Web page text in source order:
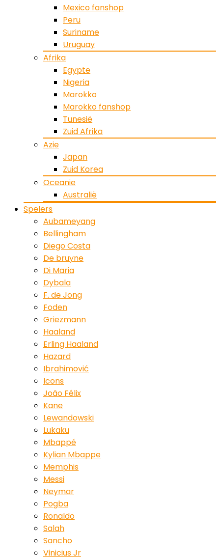
Mexico fanshop
Peru
Suriname
Uruguay
Afrika
Egypte
Nigeria
Marokko
Marokko fanshop
Tunesië
Zuid Afrika
Azie
Japan
Zuid Korea
Oceanie
Australië
Spelers
Aubameyang
Bellingham
Diego Costa
De bruyne
Di Maria
Dybala
F. de Jong
Foden
Griezmann
Haaland
Erling Haaland
Hazard
Ibrahimović
Icons
João Félix
Kane
Lewandowski
Lukaku
Mbappé
Kylian Mbappe
Memphis
Messi
Neymar
Pogba
Ronaldo
Salah
Sancho
Vinicius Jr